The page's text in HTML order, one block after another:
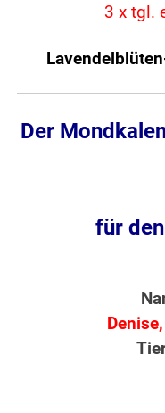
3 x tgl.
Der
für